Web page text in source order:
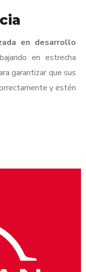
en desarrollo
en estrecha
garantizar que sus
y estén